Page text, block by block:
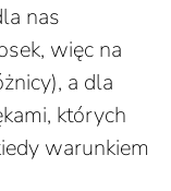
nas
więc na
a dla
których
warunkiem